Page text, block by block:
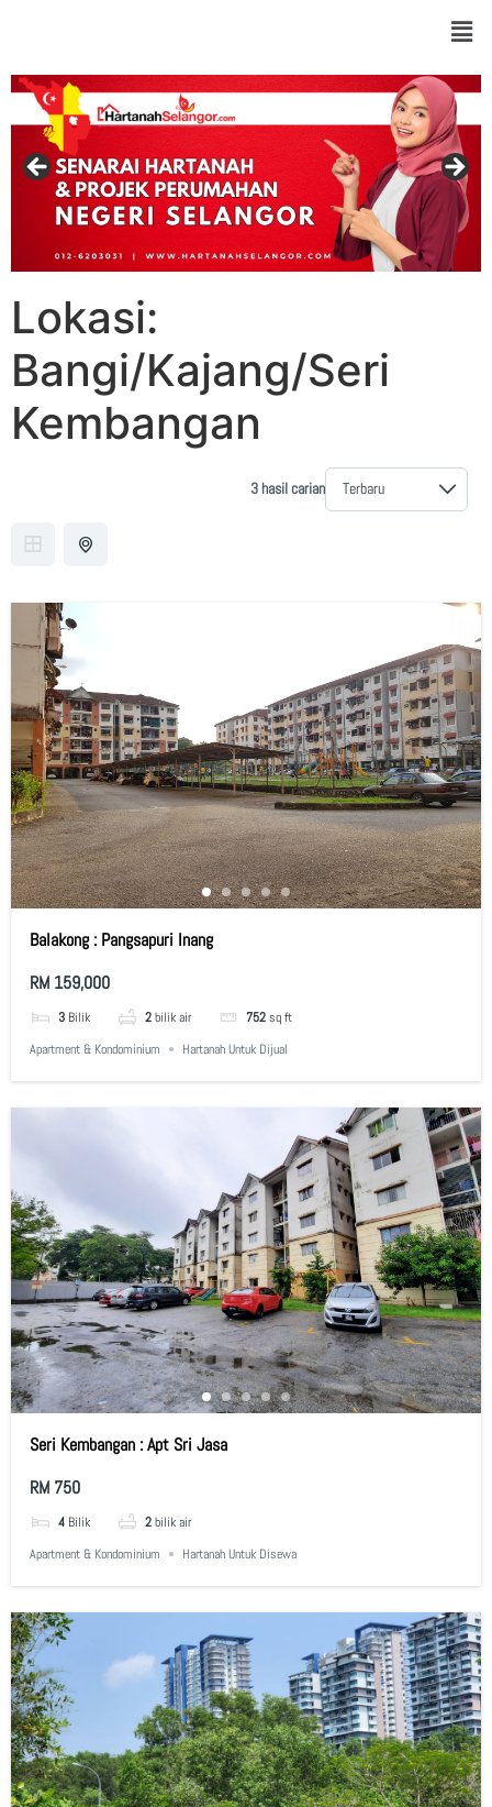
Lokasi:
Bangi/Kajang/Seri
Kembangan
3 hasil carian
Balakong : Pangsapuri Inang
RM 159,000
3 Bilik 2bilik air 752sq ft
Apartment & Kondominium
Hartanah Untuk Dijual
Seri Kembangan : Apt Sri Jasa
RM 750
4 Bilik 2bilik air
Apartment & Kondominium
Hartanah Untuk Disewa